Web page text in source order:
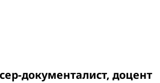
документалист, доцент